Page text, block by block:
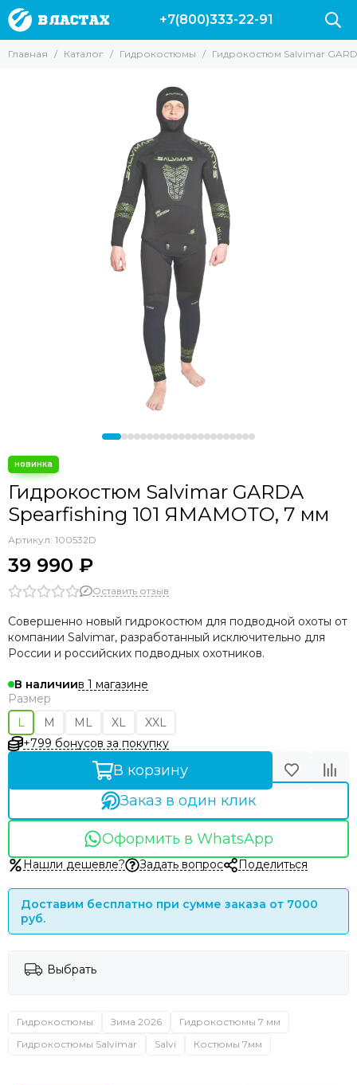
Гидрокостюмы
Гидрокостюмы 10 мм
Гидрокостюмы Марлин
Гидрокостюмы Salvimar
Гидрокостюмы Сарган
Гидрокостюмы Аквадискавери
Гидрокостюм Epsealon
Гидрокостюм Скорпена
Аксессуары для гидрокостюмов
Разгрузочные жилеты для подводной охоты
Поддевки | Майки | Шорты
Гидрокостюмы для плавания в холодной воде
Индивидуальный пошив
+7(800)333-22-91
Главная Каталог Гидрокостюмы Гидрокостюм Salvimar
Гидрокостюм Salvimar GARDA
Spearfishing 101 ЯМАМОТО, 7 мм
Артикул: 100532D
39 990 ₽
Оставить отзыв
Совершенно новый гидрокостюм для подводной охоты от
компании Salvimar, разработанный исключительно для
России и российских подводных охотников.
В наличиив 1 магазине
Размер
L
M ML XL
XXL
+799 бонусов за покупку
В корзину
Заказ в один клик
Оформить в WhatsApp
Нашли дешевле? Задать вопрос Поделиться
Доставим бесплатно при сумме заказа от 7000
руб.
Выбрать
Гидрокостюмы Зима 2026
Гидрокостюмы 7 мм
Гидрокостюмы Salvimar
Salvi Костюмы 7мм